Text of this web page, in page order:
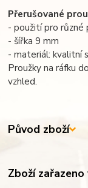
Přerušované
- použití pro různé
- šířka 9 mm
- materiál: kvalitní
Proužky na ráfku
vzhled.
Původ zboží
Zboží